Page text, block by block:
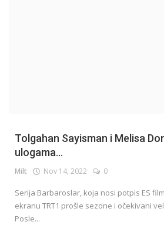
Tolgahan Sayisman i Melisa
ulogama...
Milt Nov 14, 2022 0
Serija Barbaroslar, koja nosi potpis ES
ekranu TRT1 prošle sezone i očekivani
Posle...